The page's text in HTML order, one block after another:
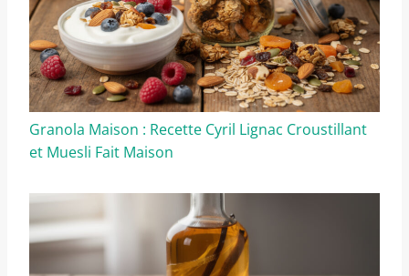
Granola Maison : Recette Cyril Lignac Croustillant
et Muesli Fait Maison